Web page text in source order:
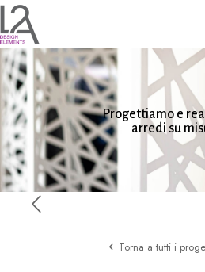
Progettiamo e
arredi su
Torna a tutti i